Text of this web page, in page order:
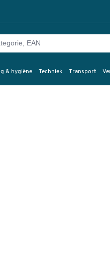
& hygiëne Techniek Transport